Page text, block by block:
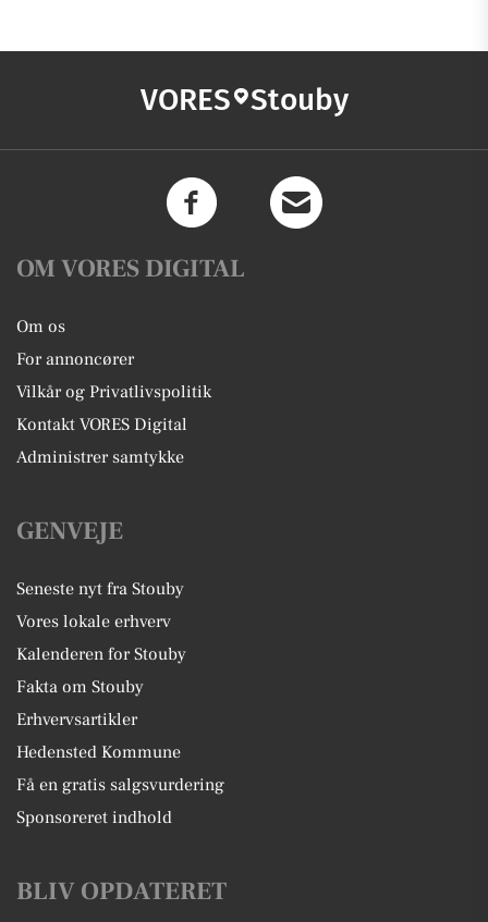
VORES Stouby
OM VORES DIGITAL
Om os
For annoncører
Vilkår og Privatlivspolitik
Kontakt VORES Digital
Administrer samtykke
GENVEJE
Seneste nyt fra Stouby
Vores lokale erhverv
Kalenderen for Stouby
Fakta om Stouby
Erhvervsartikler
Hedensted Kommune
Få en gratis salgsvurdering
Sponsoreret indhold
BLIV OPDATERET